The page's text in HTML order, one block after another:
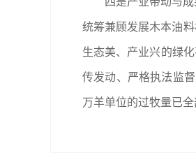
统筹兼顾发展木本油
生态美、产业兴的绿
传发动、严格执法监
万羊单位的过牧量已全